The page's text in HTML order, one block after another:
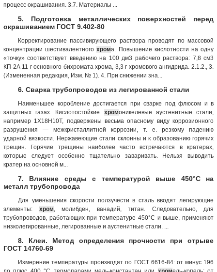
процесс окрашивания. 3.7. Материалы ...
5. Подготовка металлических поверхностей перед
окрашиванием ГОСТ 9.402-80
Корректирование пассивирующего раствора проводят по массовой
концентрации шестивалентногохрома. Повышение кислотности на одну
«точку» соответствует введению на 100 дм3 рабочего раствора: 7,8 см3
КП-2А 11 г основного бихромата хрома, 3,3 г хромового ангидрида. 2.1.2., 3.
(Измененная редакция, Изм. № 1). 4. При снижении зна...
6. Сварка трубопроводов из легированной стали
Наименьшее коробление достигается при сварке под флюсом и в
защитных газах. Кислотостойкие хромоникелевые аустенитные стали,
например 1Х18Н10Т, подвержены весьма опасному виду коррозионного
разрушения — межкристаллитной коррозии, т. е. резкому падению
ударной вязкости. Нержавеющие стали склонны и к образованию горячих
трещин. Горячие трещины наиболее часто встречаются в кратерах,
которые следует особенно тщательно заваривать. Нельзя выводить
кратер на основной м...
7. Влияние среды с температурой выше 450°С на
металл трубопровода
Для уменьшения скорости ползучести в сталь вводят легирующие
элементы: хром , молибден, ванадий, титан. Следовательно, для
трубопроводов, работающих при температуре 450°С и выше, применяют
низколегированные, легированные и аустенитные стали. ...
8. Клеи. Метод определения прочности при отрыве
ГОСТ 14760-69
Измерение температуры производят по ГОСТ 6616-84: от минус 196